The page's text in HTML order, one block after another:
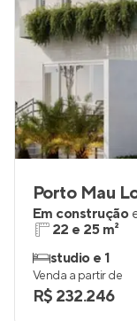
Porto Mau
Em construção
22 e 25 m²
studio e 1
Venda a partir de
R$ 232.246